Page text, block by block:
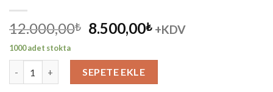
12.000,00₺ Orijinal
12.000,00₺.
8.500,00₺Şu
fiyat:
+KDV
1000 adet stokta
SEPETE EKLE